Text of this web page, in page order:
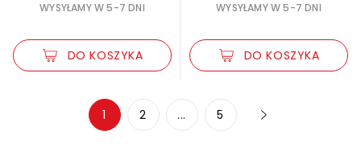
WYSYŁAMY W 5-7 DNI
DO KOSZYKA
WYSYŁAMY W 5-7 DNI
DO KOSZYKA
1 2 ... 5
Zmniejsz rozmiar czcionki